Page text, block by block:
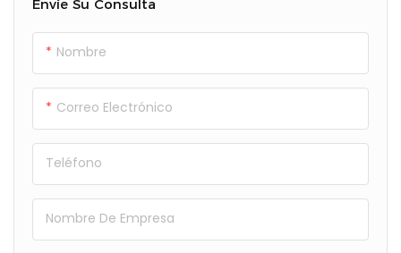
Envíe Su Consulta
Nombre
Correo Electrónico
Teléfono
Nombre De Empresa